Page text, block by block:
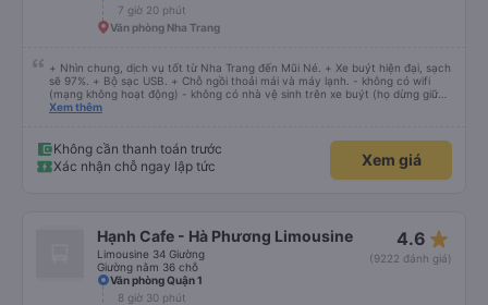
7 giờ 20 phút
Văn phòng Nha Trang
+ Nhìn chung, dịch vụ tốt từ Nha Trang đến Mũi Né. + Xe buýt hiện đại, sạch
sẽ 97%. + Bộ sạc USB. + Chỗ ngồi thoải mái và máy lạnh. - không có wifi
(mạng không hoạt động) - không có nhà vệ sinh trên xe buýt (họ dừng giữa
chừng) Họ gọi cho tôi và nói với tôi rằng xe buýt sẽ khởi hành sớm 45 phút
đường cao tốc nhanh, mới, hiện đại phục vụ tuyến đường này mà lái xe trên
những con đường nhỏ, chậm rãi. Nếu họ sử dụng đường cao tốc và không
dừng quá lâu ở phần còn lại trên đỉnh, tôi nghĩ thời gian di chuyển có thể
Xem thêm
Không cần thanh toán trước
Xác nhận chỗ ngay lập tức
Xem giá
Hạnh Cafe - Hà Phương Limousine
Limousine 34 Giường
Giường nằm 36 chỗ
4.6 star_rate
(9222 đánh giá)
Văn phòng Quận 1
8 giờ 30 phút